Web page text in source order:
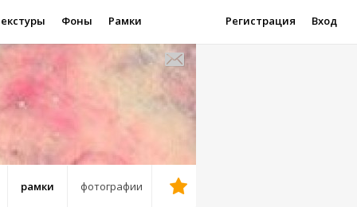
Фоны Рамки Регистрация Вход
рамки фотографии